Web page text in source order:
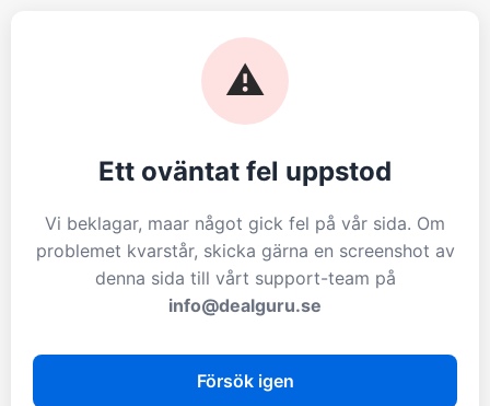
⚠️
Ett oväntat fel uppstod
Vi beklagar, maar något gick fel på vår sida. Om
problemet kvarstår, skicka gärna en screenshot av
denna sida till vårt support-team på
info@dealguru.se
Försök igen